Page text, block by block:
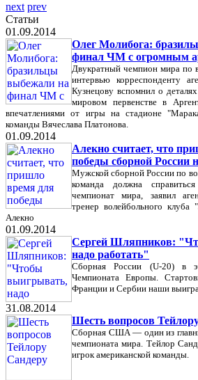
next prev
Статьи
01.09.2014
Олег Молибога:
финал ЧМ с огромным
Двукратный чемпион мира по
интервью корреспонденту
Кузнецову вспомнил о
мировом первенстве в
впечатлениями от игры на стадионе
команды Вячеслава Платонова.
01.09.2014
Алекно считает, что
победы сборной России
Мужской сборной России по
команда должна
чемпионат мира, заявил
тренер волейбольного
Алекно
01.09.2014
Сергей Шляпников:
надо работать"
Сборная России (U-20) в
Чемпионата Европы.
Франции и Сербии наши
31.08.2014
Шесть вопросов
Сборная США — один из
чемпионата мира. Тейлор
игрок американской команды.